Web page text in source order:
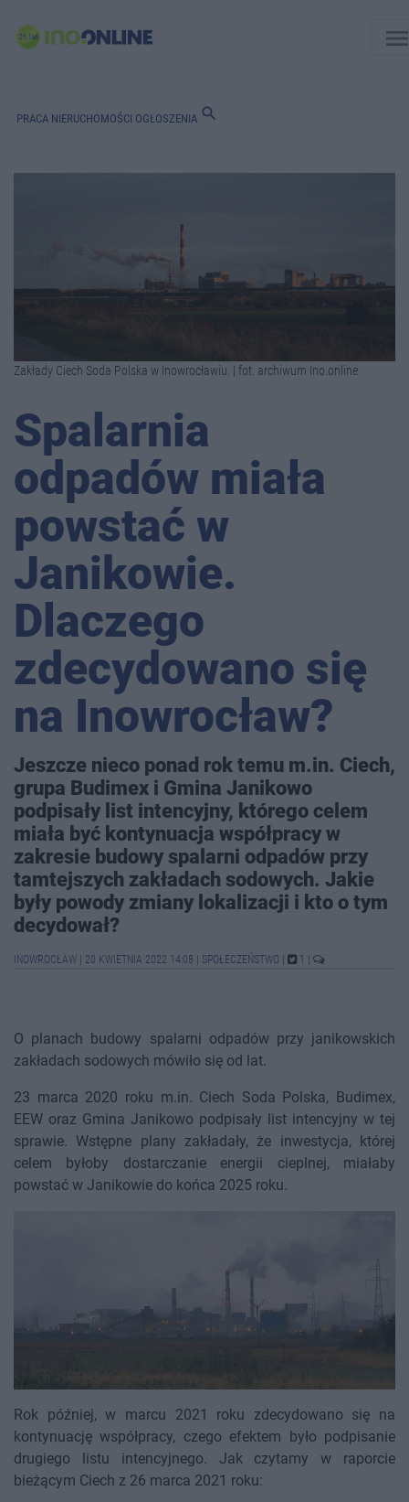
PRACA NIERUCHOMOŚCI OGŁOSZENIA search
Zakłady Ciech Soda Polska w Inowrocławiu. | fot. archiwum Ino.online
Spalarnia
odpadów miała
powstać w
Janikowie.
Dlaczego
zdecydowano się
na Inowrocław?
Jeszcze nieco ponad rok temu m.in. Ciech,
grupa Budimex i Gmina Janikowo
podpisały list intencyjny, którego celem
miała być kontynuacja współpracy w
zakresie budowy spalarni odpadów przy
tamtejszych zakładach sodowych. Jakie
były powody zmiany lokalizacji i kto o tym
decydował?
INOWROCŁAW 20 KWIETNIA 2022 14:08 SPOŁECZEŃSTWO 1
O planach budowy spalarni odpadów przy janikowskich
zakładach sodowych mówiło się od lat.
23 marca 2020 roku m.in. Ciech Soda Polska, Budimex,
EEW oraz Gmina Janikowo podpisały list intencyjny w tej
sprawie. Wstępne plany zakładały, że inwestycja, której
celem byłoby dostarczanie energii cieplnej, miałaby
powstać w Janikowie do końca 2025 roku.
Rok później, w marcu 2021 roku zdecydowano się na
kontynuację współpracy, czego efektem było podpisanie
drugiego listu intencyjnego. Jak czytamy w raporcie
bieżącym Ciech z 26 marca 2021 roku: